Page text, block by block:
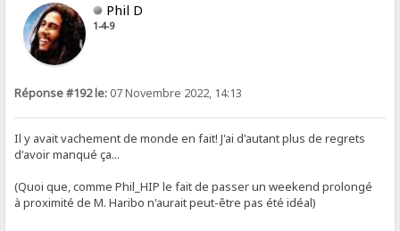
Phil D
1-4-9
Réponse #192 le: 07 Novembre 2022, 14:13
Il y avait vachement de monde en fait! J'ai d'autant plus de regrets
d'avoir manqué ça...
(Quoi que, comme Phil_HIP le fait de passer un weekend prolongé
à proximité de M. Haribo n'aurait peut-être pas été idéal)